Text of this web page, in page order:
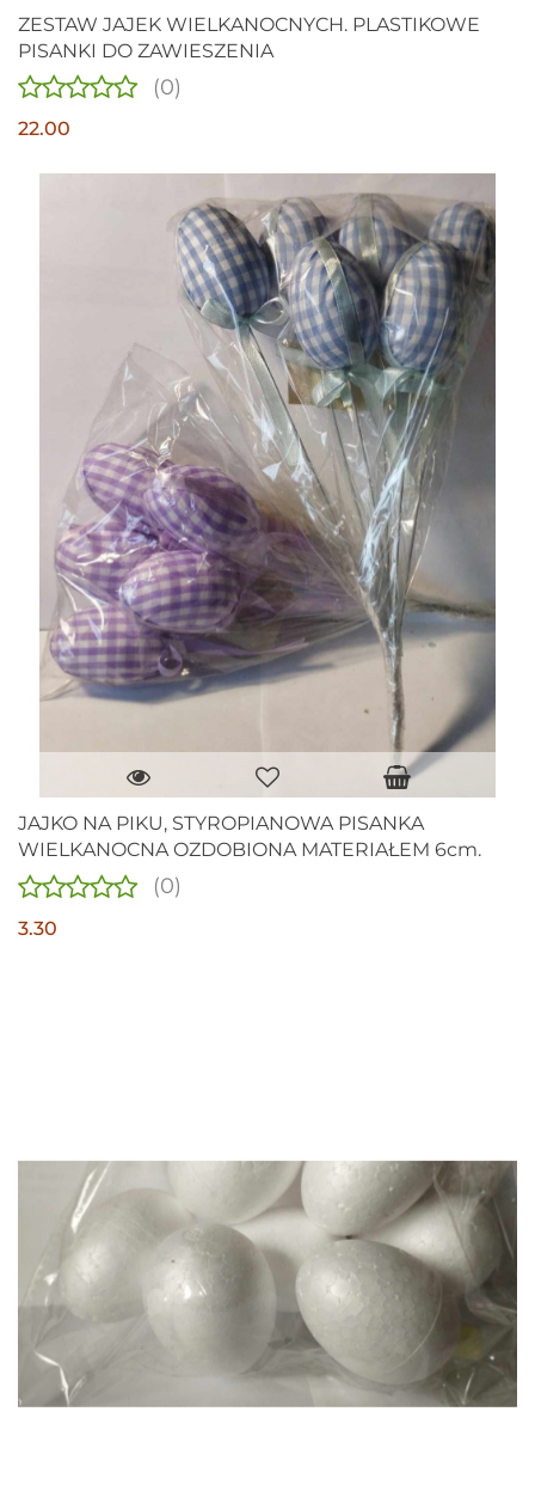
ZESTAW JAJEK WIELKANOCNYCH. PLASTIKOWE
PISANKI DO ZAWIESZENIA
(0)
22.00
JAJKO NA PIKU, STYROPIANOWA PISANKA
WIELKANOCNA OZDOBIONA MATERIAŁEM 6cm.
(0)
3.30